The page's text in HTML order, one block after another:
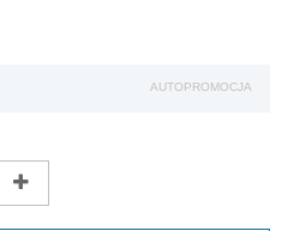
AUTOPROMOCJA